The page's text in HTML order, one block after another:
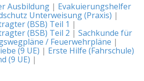
Ausbildung | Evakuierungshelfer
Unterweisung (Praxis) |
(BSB) Teil 1 |
(BSB) Teil 2 | Sachkunde für
/ Feuerwehrpläne |
(9 UE) | Erste Hilfe (Fahrschule)
(9 UE) |